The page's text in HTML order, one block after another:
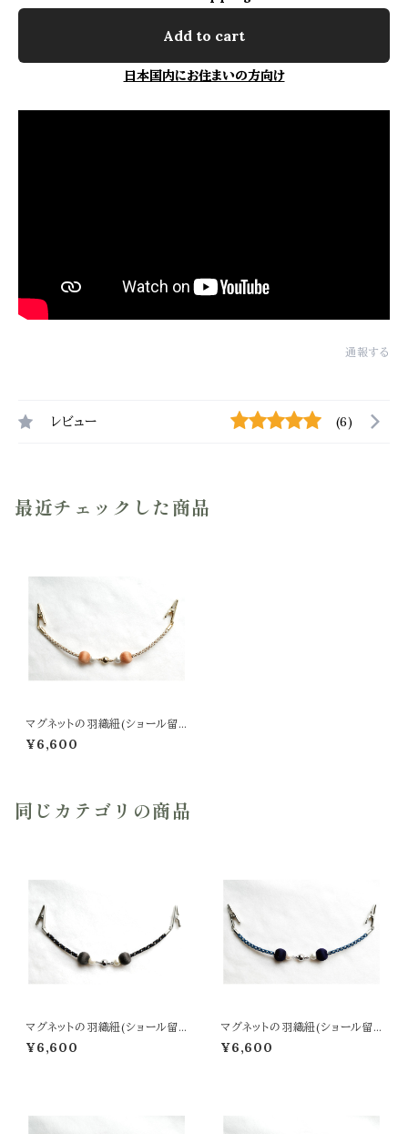
Add to cart
日本国内にお住まいの方向け
通報する
レビュー (6)
最近チェックした商品
マグネットの羽織紐(ショール留
め) -蜜柑-
¥6,600
同じカテゴリの商品
マグネットの羽織紐(ショール留
め) -炭黒色-
¥6,600
マグネットの羽織紐(ショール留
め) -濃紺-
¥6,600